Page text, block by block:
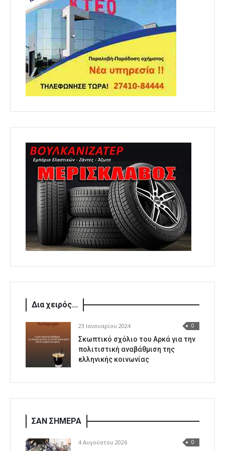
Δια χειρός...
23 Ιανουαρίου 2024 0
Σκωπτικό σχόλιο του Αρκά για την
πολιτιστική αναβάθμιση της
ελληνικής κοινωνίας
ΣΑΝ ΣΗΜΕΡΑ
4 Αυγούστου 2026 0